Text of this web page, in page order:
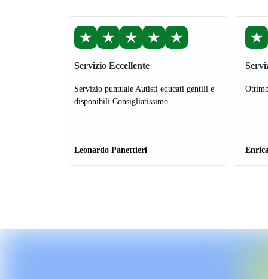
★ ★ ★ ★ ★
Servizio Eccellente
Servizio puntuale Autisti educati gentili e
disponibili Consigliatissimo
Leonardo Panettieri
★